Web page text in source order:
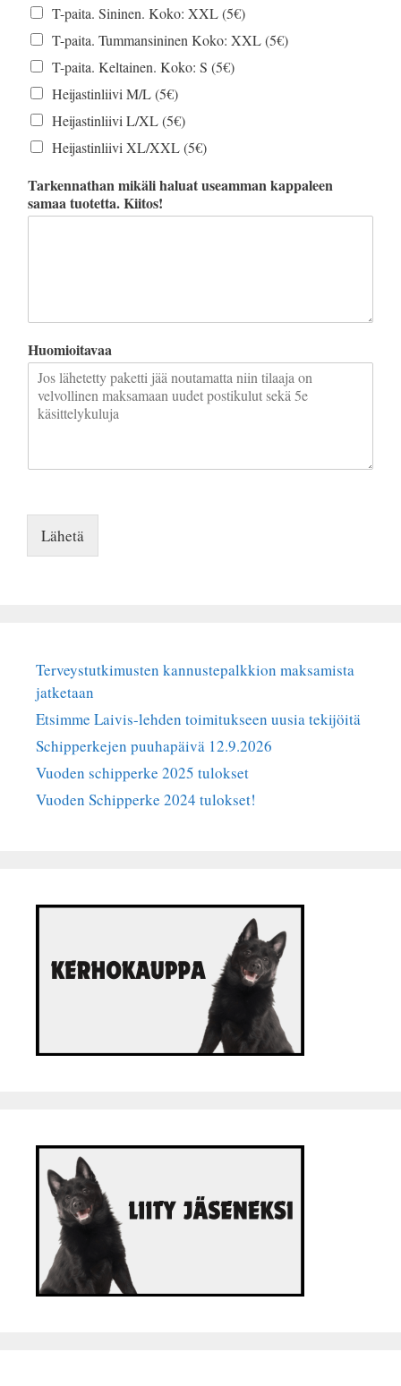
T-paita. Sininen. Koko: XXL (5€)
T-paita. Tummansininen Koko: XXL (5€)
T-paita. Keltainen. Koko: S (5€)
Heijastinliivi M/L (5€)
Heijastinliivi L/XL (5€)
Heijastinliivi XL/XXL (5€)
Tarkennathan mikäli haluat useamman kappaleen
samaa tuotetta. Kiitos!
Huomioitavaa
Lähetä
Terveystutkimusten kannustepalkkion maksamista
jatketaan
Etsimme Laivis-lehden toimitukseen uusia tekijöitä
Schipperkejen puuhapäivä 12.9.2026
Vuoden schipperke 2025 tulokset
Vuoden Schipperke 2024 tulokset!